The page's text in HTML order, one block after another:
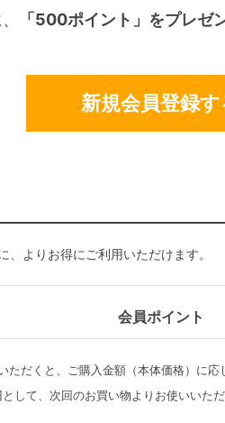
「500ポイント」をプレゼ
新規会員登録す
よりお得にご利用いただけます。
会員ポイント
ただくと、ご購入金額（本体価格）に応
して、次回のお買い物よりお使いいた